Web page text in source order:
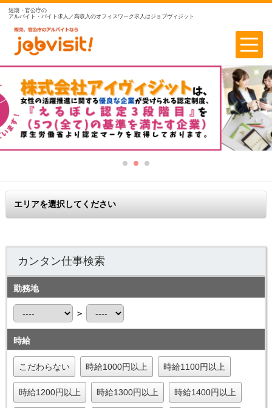
短期・官公庁の
アルバイト・バイト求人／高収入のオフィスワーク求人はジョブヴィジット
カンタン仕事検索
勤務地
＞
時給
こだわらない 時給1000円以上 時給1100円以上
時給1200円以上 時給1300円以上 時給1400円以上